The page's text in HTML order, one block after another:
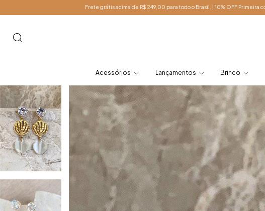
Frete grátis acima de R$ 249,00 para todo o Brasil. | 10% OFF Primeira compra. Cupom: BEMVINDO
Acessórios Lançamentos Brinco